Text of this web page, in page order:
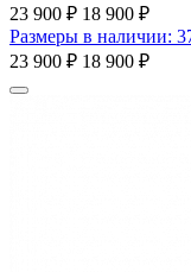
23 900 ₽ 18 900 ₽
Размеры в наличии:
23 900 ₽ 18 900 ₽